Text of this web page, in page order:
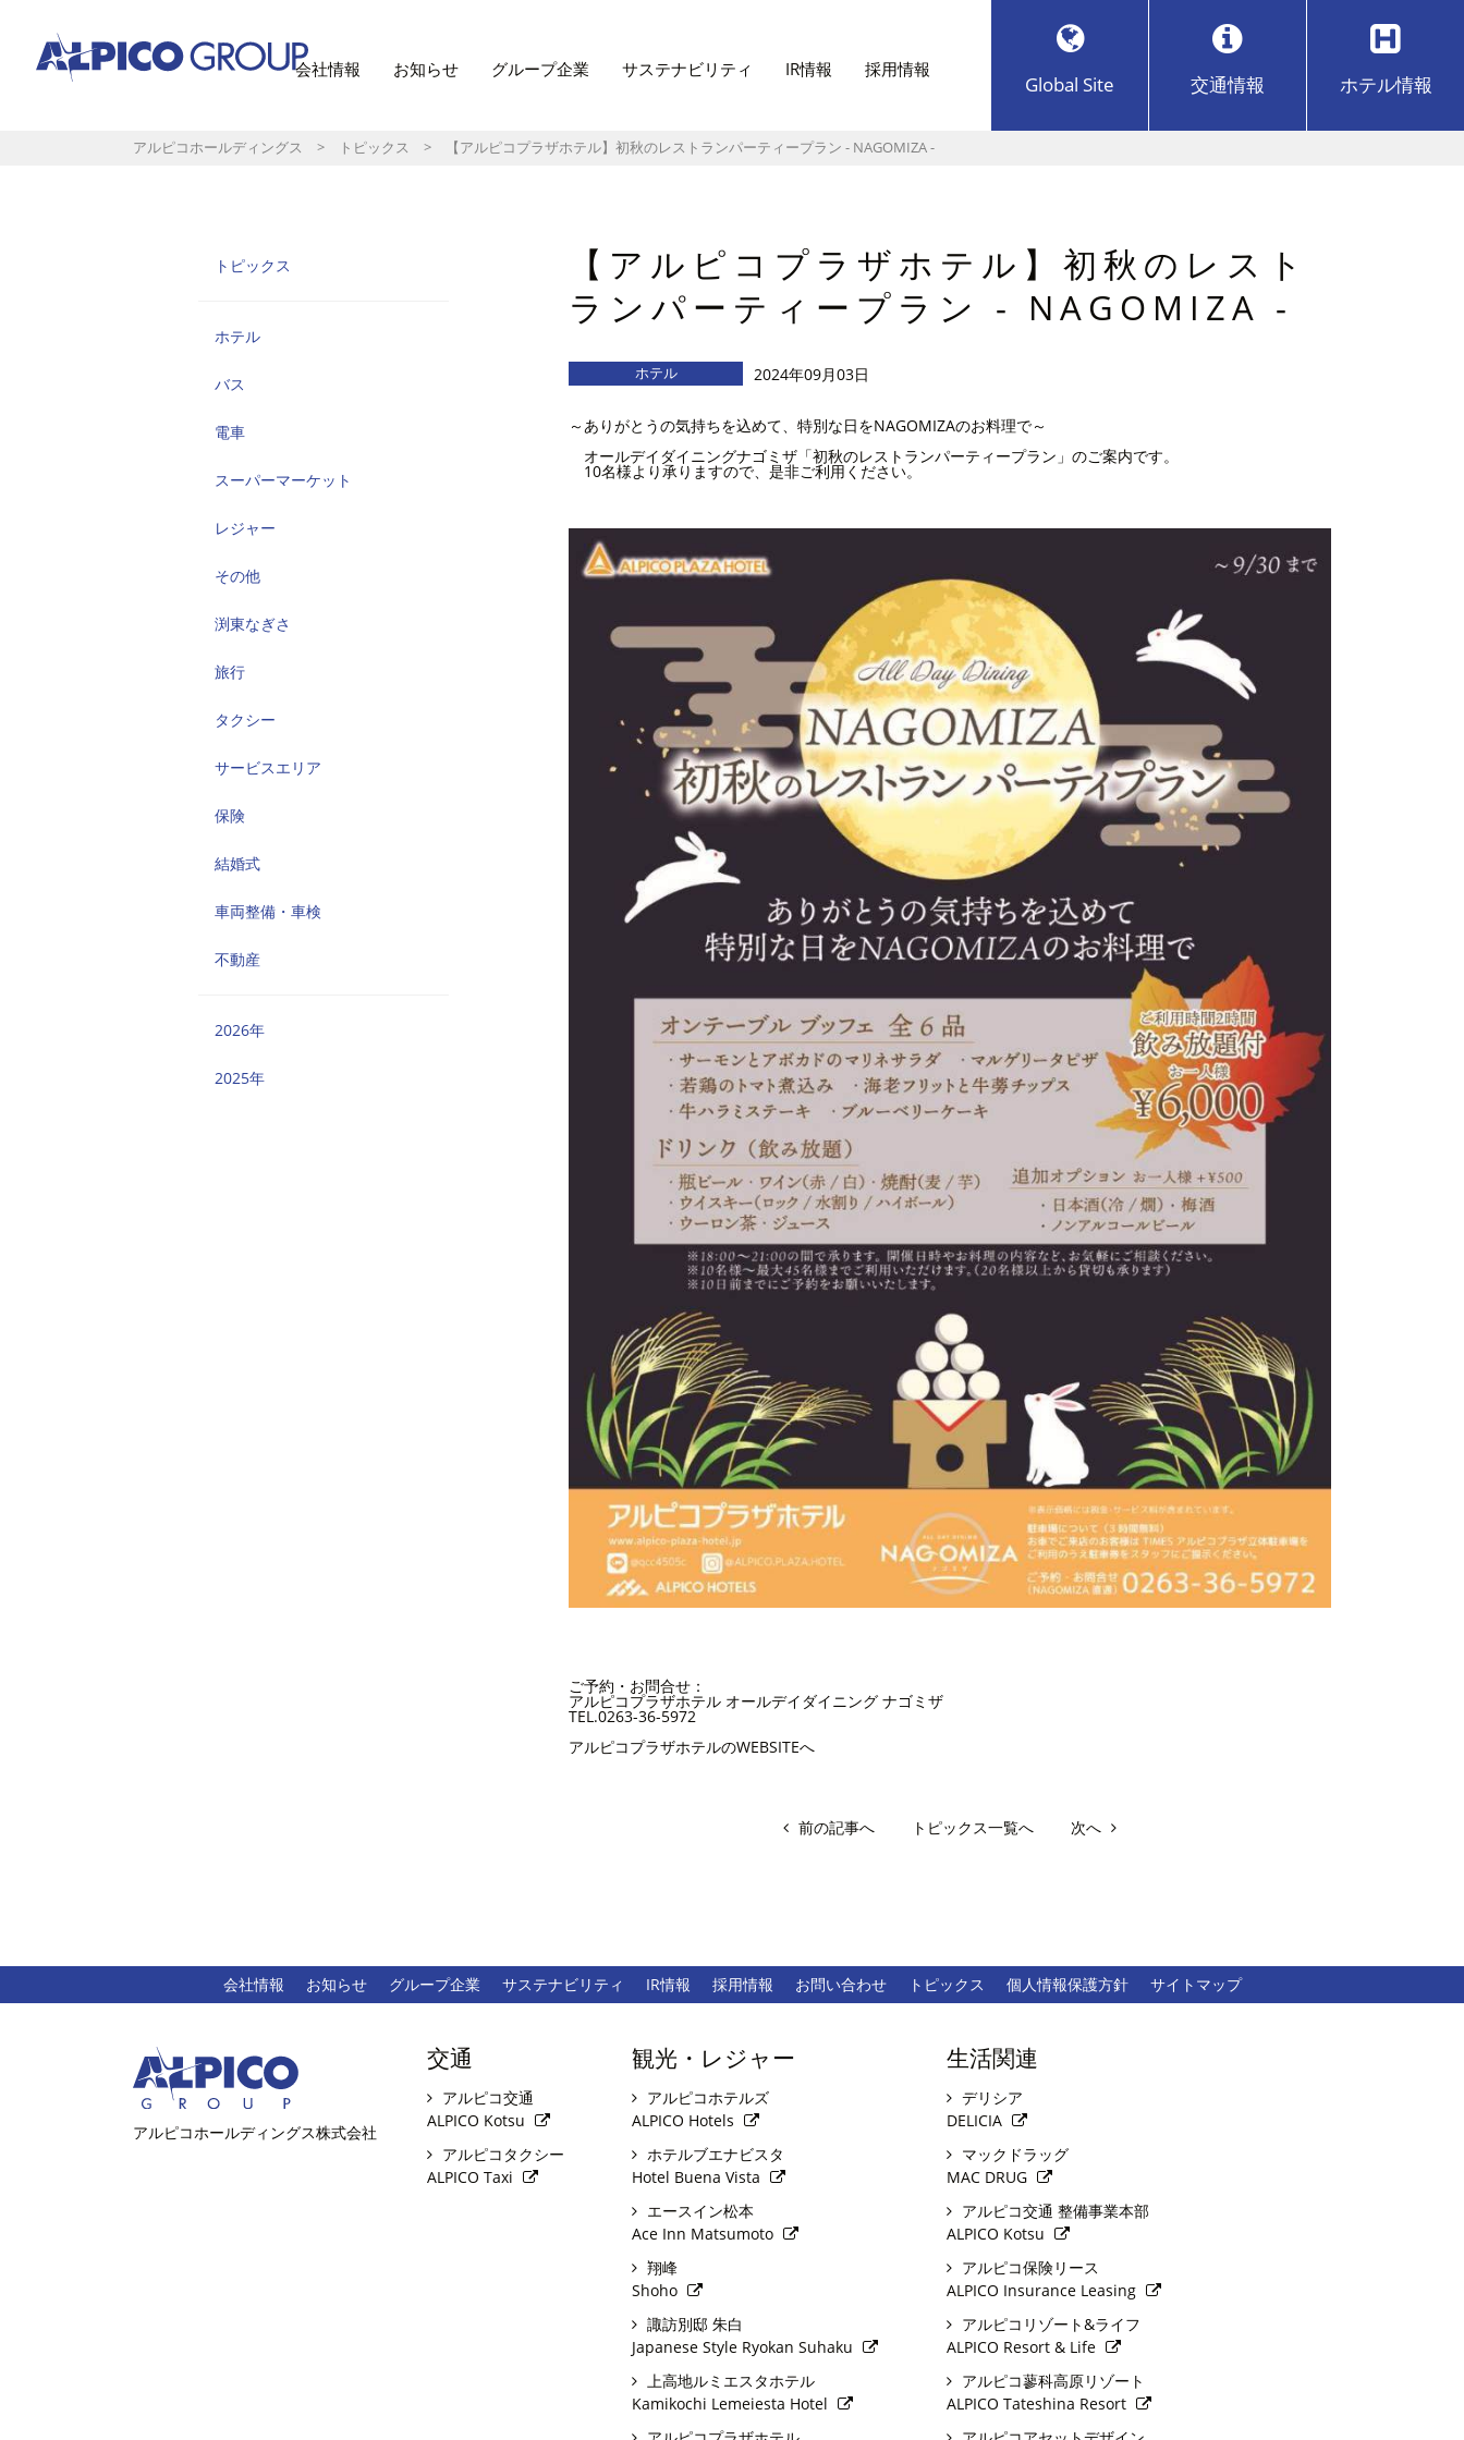
会社情報 お知らせ グループ企業 サステナビリティ IR情報 採用情報
Global Site 交通情報 ホテル情報
アルピコホールディングス > トピックス > 【アルピコプラザホテル】初秋のレストランパーティープラン - NAGOMIZA -
トピックス
ホテル
バス
電車
スーパーマーケット
レジャー
その他
渕東なぎさ
旅行
タクシー
サービスエリア
保険
結婚式
車両整備・車検
不動産
2026年
2025年
【アルピコプラザホテル】初秋のレスト
ランパーティープラン - NAGOMIZA -
ホテル 2024年09月03日
～ありがとうの気持ちを込めて、特別な日をNAGOMIZAのお料理で～
オールデイダイニングナゴミザ「初秋のレストランパーティープラン」のご案内です。
10名様より承りますので、是非ご利用ください。
ご予約・お問合せ：
アルピコプラザホテル オールデイダイニング ナゴミザ
TEL.0263-36-5972
アルピコプラザホテルのWEBSITEへ
前の記事へ トピックス一覧へ 次へ
会社情報 お知らせ グループ企業 サステナビリティ IR情報 採用情報 お問い合わせ トピックス 個人情報保護方針 サイトマップ
アルピコホールディングス株式会社
交通
アルピコ交通
ALPICO Kotsu
アルピコタクシー
ALPICO Taxi
観光・レジャー
アルピコホテルズ
ALPICO Hotels
ホテルブエナビスタ
Hotel Buena Vista
エースイン松本
Ace Inn Matsumoto
翔峰
Shoho
諏訪別邸 朱白
Japanese Style Ryokan Suhaku
上高地ルミエスタホテル
Kamikochi Lemeiesta Hotel
生活関連
デリシア
DELICIA
マックドラッグ
MAC DRUG
アルピコ交通 整備事業本部
ALPICO Kotsu
アルピコ保険リース
ALPICO Insurance Leasing
アルピコリゾート&ライフ
ALPICO Resort & Life
アルピコ蓼科高原リゾート
ALPICO Tateshina Resort